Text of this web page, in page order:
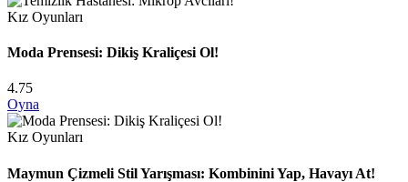
Kız Oyunları
Moda Prensesi: Dikiş Kraliçesi Ol!
4.75
Oyna
Kız Oyunları
Maymun Çizmeli Stil Yarışması: Kombinini Yap, Havayı At!